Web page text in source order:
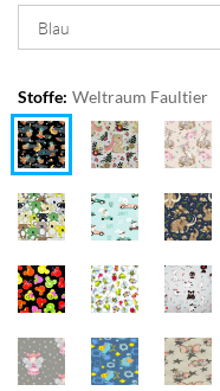
Stoffe: Weltraum Faultier